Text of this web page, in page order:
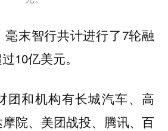
末智行共计进行了7轮融
10亿美元。
团和机构有长城汽车、高
院、美团战投、腾讯、百